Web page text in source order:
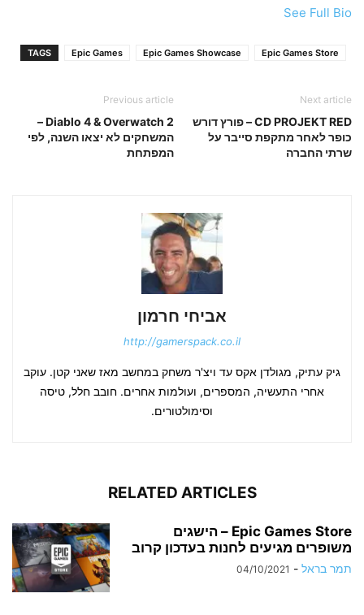
See Full Bio
TAGS Epic Games Epic Games Showcase Epic Games Store
Previous article
Diablo 4 & Overwatch 2 –
המשחקים לא יצאו השנה, לפי
המפתחת
Next article
CD PROJEKT RED – פורץ דורש
כופר לאחר מתקפת סייבר על
שרתי החברה
אביחי חרמון
http://gamerspack.co.il
גיק עתיק, מגולדן אקס עד ויצ'ר משחק במחשב מאז שאני קטן. עוקב
אחרי התעשיה, המספרים, ועולמות אחרים. חובב חלל, טיסה
וסימולטורים.
RELATED ARTICLES
Epic Games Store – הישגים
משופרים מגיעים לחנות בעדכון קרוב
תמר בראל -
04/10/2021